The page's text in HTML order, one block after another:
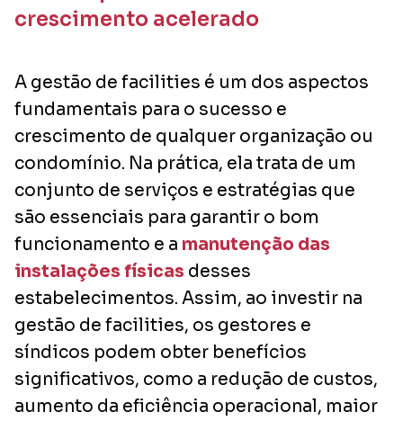
crescimento acelerado
A gestão de facilities é um dos aspectos
fundamentais para o sucesso e
crescimento de qualquer organização ou
condomínio. Na prática, ela trata de um
conjunto de serviços e estratégias que
são essenciais para garantir o bom
funcionamento e a manutenção das
instalações físicas desses
estabelecimentos. Assim, ao investir na
gestão de facilities, os gestores e
síndicos podem obter benefícios
significativos, como a redução de custos,
aumento da eficiência operacional, maior